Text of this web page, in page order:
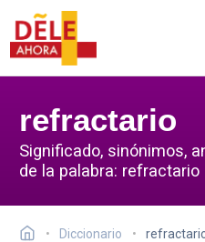
refractario
Significado, sinónimos,
de la palabra: refractario
Diccionario